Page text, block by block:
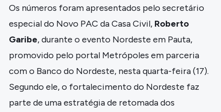
Os números foram apresentados pelo secretário
especial do Novo PAC da Casa Civil, Roberto
Garibe, durante o evento Nordeste em Pauta,
promovido pelo portal Metrópoles em parceria
com o Banco do Nordeste, nesta quarta-feira (17).
Segundo ele, o fortalecimento do Nordeste faz
parte de uma estratégia de retomada dos